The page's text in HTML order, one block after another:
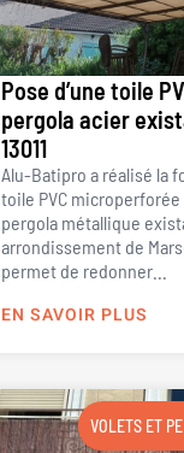
Pose d’une toile
pergola acier
13011
Alu-Batipro a réalisé la
toile PVC
pergola métallique
arrondissement de
permet de redonner...
EN SAVOIR PLUS
VOLETS ET